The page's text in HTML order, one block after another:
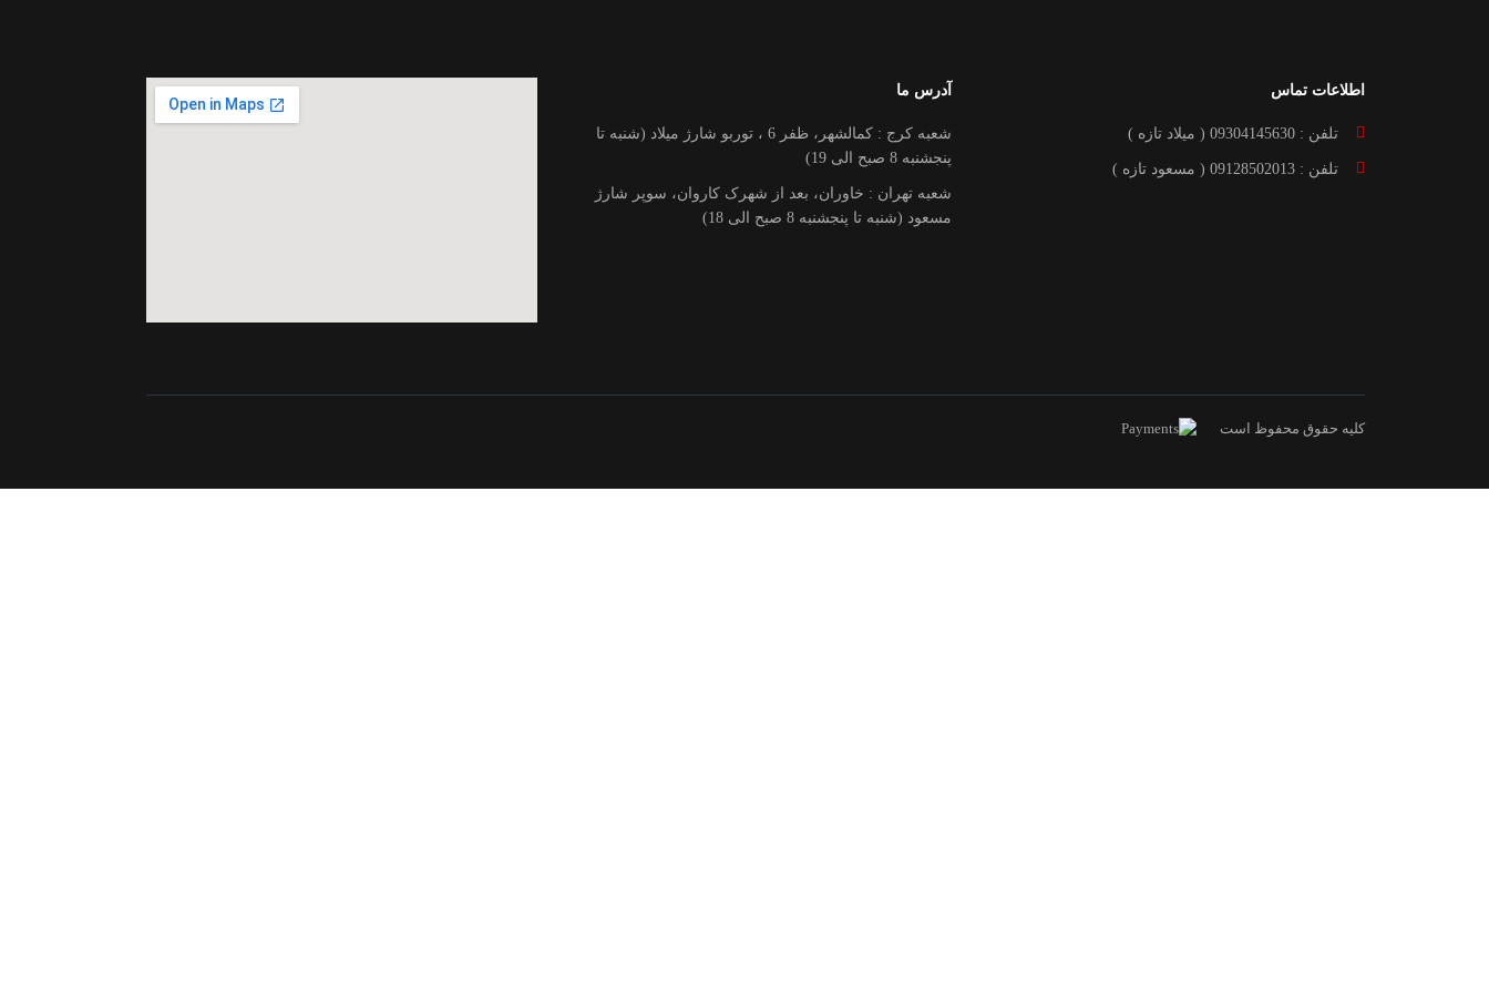
اطلاعات تماس
تلفن : 09304145630 ( میلاد تازه )
تلفن : 09128502013 ( مسعود تازه )
آدرس ما
شعبه کرج : کمالشهر، ظفر 6 ، توربو شارژ میلاد (شنبه تا
پنجشنبه 8 صبح الی 19)
شعبه تهران : خاوران، بعد از شهرک کاروان، سوپر شارژ
مسعود (شنبه تا پنجشنبه 8 صبح الی 18)
کلیه حقوق محفوظ است